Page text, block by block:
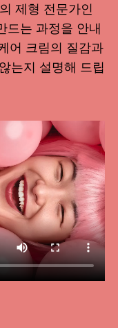
제형 전문가인
드는 과정을 안내
어 크림의 질감과
는지 설명해 드립